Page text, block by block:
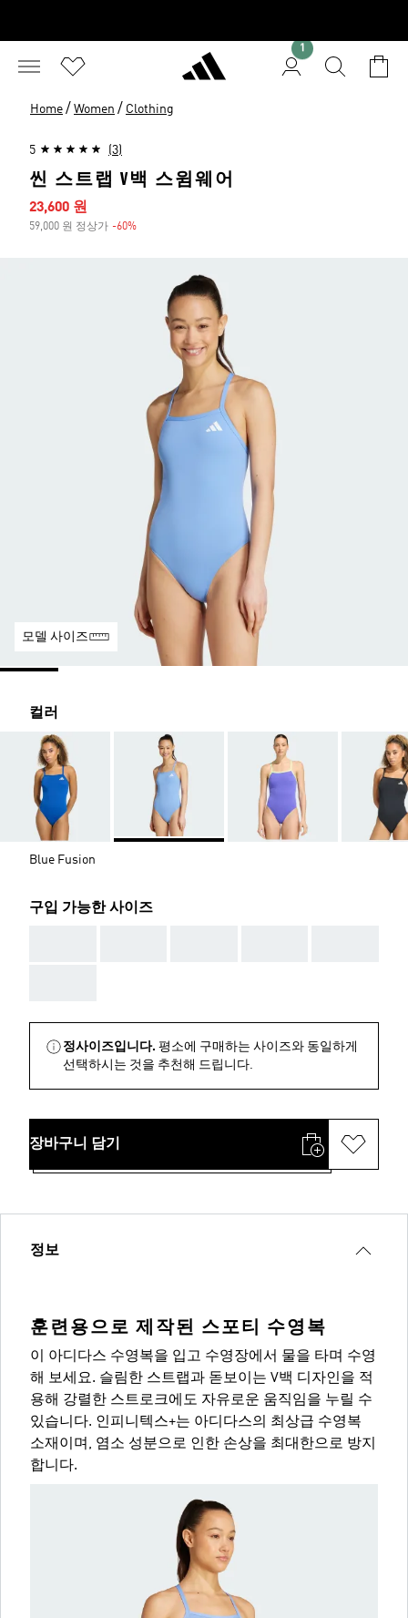
1
Home / Women / Clothing
5 (3)
씬 스트랩 V백 스윔웨어
세일 가격
23,600 원
59,000 원 정상가 -60%
모델 사이즈
컬러
Blue Fusion
구입 가능한 사이즈
정사이즈입니다. 평소에 구매하는 사이즈와 동일하게
선택하시는 것을 추천해 드립니다.
장바구니 담기
정보
훈련용으로 제작된 스포티 수영복
이 아디다스 수영복을 입고 수영장에서 물을 타며 수영
해 보세요. 슬림한 스트랩과 돋보이는 V백 디자인을 적
용해 강렬한 스트로크에도 자유로운 움직임을 누릴 수
있습니다. 인피니텍스+는 아디다스의 최상급 수영복
소재이며, 염소 성분으로 인한 손상을 최대한으로 방지
합니다.